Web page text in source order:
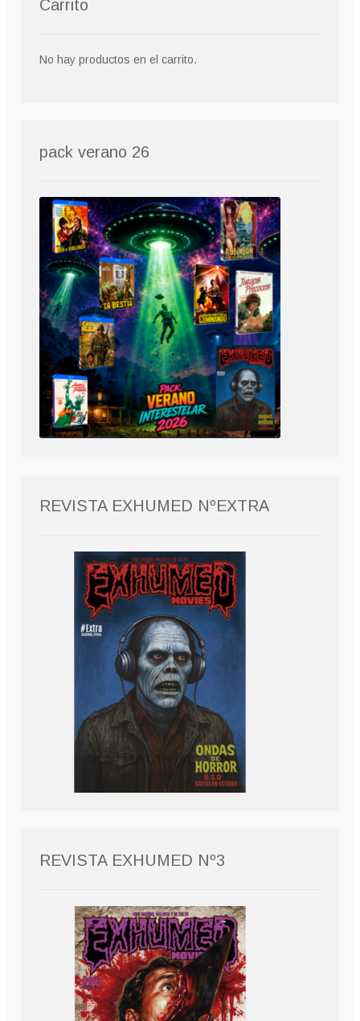
Carrito
No hay productos en el carrito.
pack verano 26
REVISTA EXHUMED NºEXTRA
REVISTA EXHUMED Nº3